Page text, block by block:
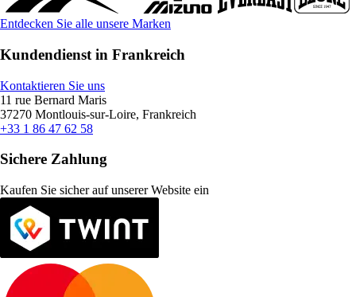
Entdecken Sie alle unsere Marken
Kundendienst in Frankreich
Kontaktieren Sie uns
11 rue Bernard Maris
37270 Montlouis-sur-Loire, Frankreich
+33 1 86 47 62 58
Sichere Zahlung
Kaufen Sie sicher auf unserer Website ein